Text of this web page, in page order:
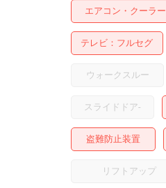
エアコン・クーラー
テレビ フルセグ
ウォークスルー
スライドドア-
盗難防止装置
リフトアップ